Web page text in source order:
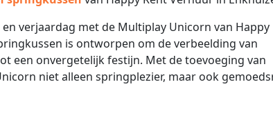
verjaardag met de Multiplay Unicorn van Happy
is ontworpen om de verbeelding van
een onvergetelijk festijn. Met de toevoeging van
niet alleen springplezier, maar ook